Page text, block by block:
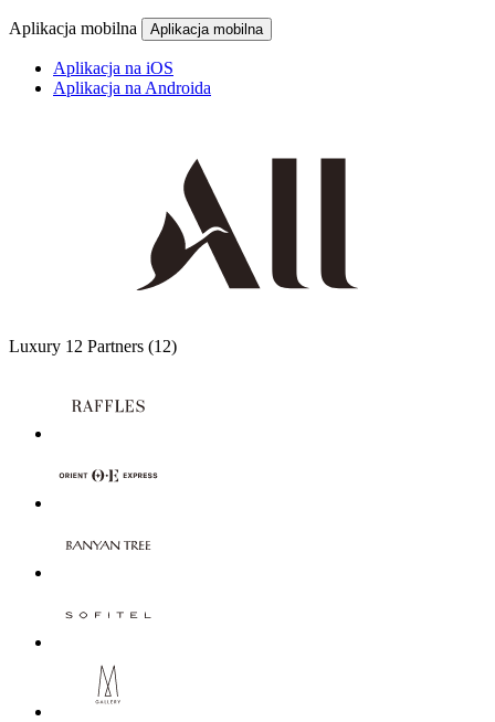
Aplikacja mobilna Aplikacja mobilna
Aplikacja na iOS
Aplikacja na Androida
Luxury 12 Partners (12)